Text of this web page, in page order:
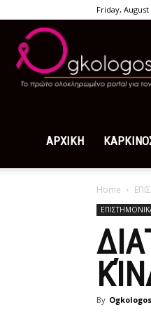
Friday, August
ΑΡΧΙΚΗ
Home
By Ogkologos